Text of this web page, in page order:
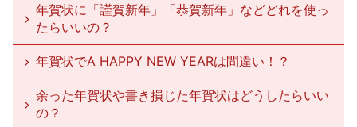
年賀状に「謹賀新年」「恭賀新年」などどれを使っ
たらいいの？
年賀状でA HAPPY NEW YEARは間違い！？
余った年賀状や書き損じた年賀状はどうしたらいい
の？